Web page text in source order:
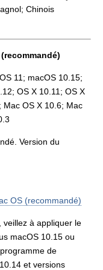
Chinois
11; macOS 10.15;
OS X 10.11; OS X
Mac OS X 10.6; Mac
Version du
OS (recommandé)
veillez à appliquer le
macOS 10.15 ou
de
et versions